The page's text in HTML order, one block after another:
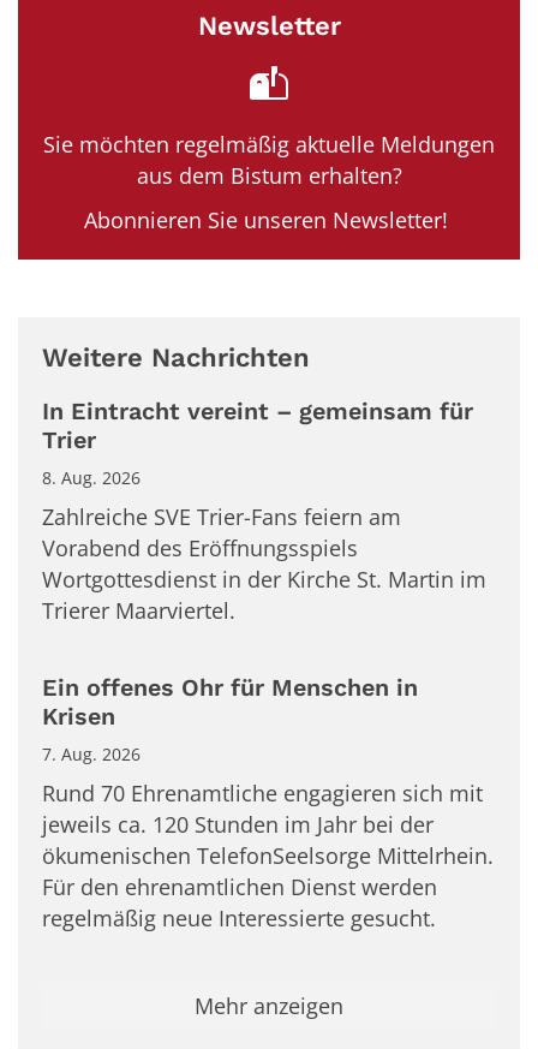
Newsletter
Sie möchten regelmäßig aktuelle Meldungen
aus dem Bistum erhalten?
Abonnieren Sie unseren Newsletter!
Weitere Nachrichten
In Eintracht vereint – gemeinsam für
Trier
8. Aug. 2026
Zahlreiche SVE Trier-Fans feiern am
Vorabend des Eröffnungsspiels
Wortgottesdienst in der Kirche St. Martin im
Trierer Maarviertel.
Ein offenes Ohr für Menschen in
Krisen
7. Aug. 2026
Rund 70 Ehrenamtliche engagieren sich mit
jeweils ca. 120 Stunden im Jahr bei der
ökumenischen TelefonSeelsorge Mittelrhein.
Für den ehrenamtlichen Dienst werden
regelmäßig neue Interessierte gesucht.
Mehr anzeigen